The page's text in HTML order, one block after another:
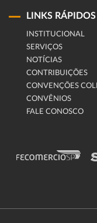
LINKS RÁPIDOS
INSTITUCIONAL
SERVIÇOS
NOTÍCIAS
CONTRIBUIÇÕES
CONVENÇÕES
CONVÊNIOS
FALE CONOSCO